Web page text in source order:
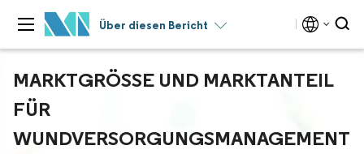
Über diesen Bericht
MARKTGRÖSSE UND MARKTANTEIL F
ÜR W
UNDVERSORGUNGSMANAGEMENT-